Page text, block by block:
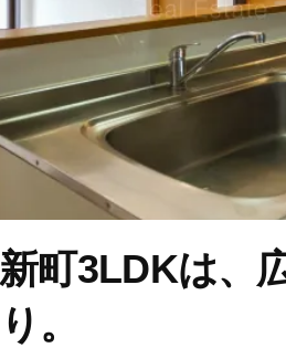
町3LDKは、
。